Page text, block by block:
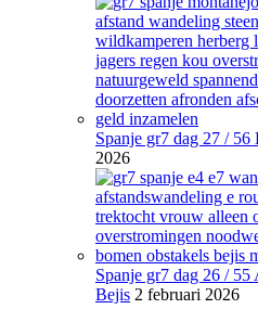
Spanje gr7 dag 27 /
2026
Spanje gr7 dag 26 /
Bejis 2 februari 2026